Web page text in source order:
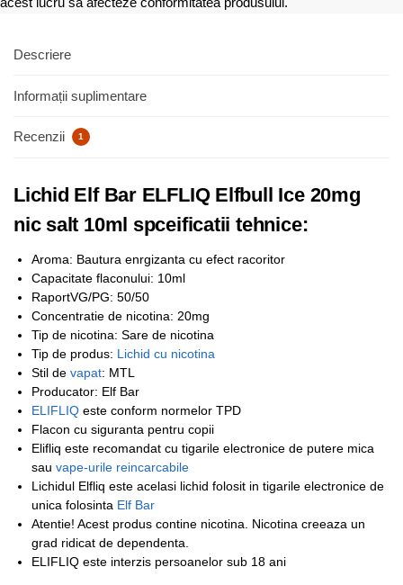
Descriere
Informații suplimentare
Recenzii 1
Lichid Elf Bar ELFLIQ Elfbull Ice 20mg
nic salt 10ml spceificatii tehnice:
Aroma: Bautura enrgizanta cu efect racoritor
Capacitate flaconului: 10ml
RaportVG/PG: 50/50
Concentratie de nicotina: 20mg
Tip de nicotina: Sare de nicotina
Tip de produs: Lichid cu nicotina
Stil de vapat: MTL
Producator: Elf Bar
ELIFLIQ este conform normelor TPD
Flacon cu siguranta pentru copii
Elifliq este recomandat cu tigarile electronice de putere mica
sau vape-urile reincarcabile
Lichidul Elfliq este acelasi lichid folosit in tigarile electronice de
unica folosinta Elf Bar
Atentie! Acest produs contine nicotina. Nicotina creeaza un
grad ridicat de dependenta.
ELIFLIQ este interzis persoanelor sub 18 ani